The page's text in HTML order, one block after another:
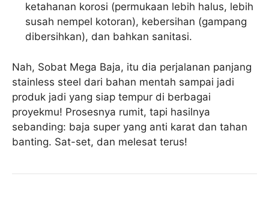
ketahanan korosi (permukaan lebih halus, lebih
susah nempel kotoran), kebersihan (gampang
dibersihkan), dan bahkan sanitasi.
Nah, Sobat Mega Baja, itu dia perjalanan panjang
stainless steel dari bahan mentah sampai jadi
produk jadi yang siap tempur di berbagai
proyekmu! Prosesnya rumit, tapi hasilnya
sebanding: baja super yang anti karat dan tahan
banting. Sat-set, dan melesat terus!